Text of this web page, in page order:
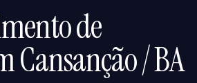
de
Cansanção / BA